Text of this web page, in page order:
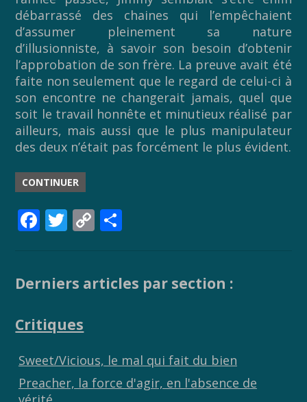
débarrassé des chaines qui l’empêchaient
d’assumer pleinement sa nature
d’illusionniste, à savoir son besoin d’obtenir
l’approbation de son frère. La preuve avait été
faite non seulement que le regard de celui-ci à
son encontre ne changerait jamais, quel que
soit le travail honnête et minutieux réalisé par
ailleurs, mais aussi que le plus manipulateur
des deux n’était pas forcément le plus évident.
CONTINUER
F
b
o
k
T
er
C
y
k
g
Derniers articles par section :
Critiques
Sweet/Vicious, le mal qui fait du bien
Preacher, la force d'agir, en l'absence de